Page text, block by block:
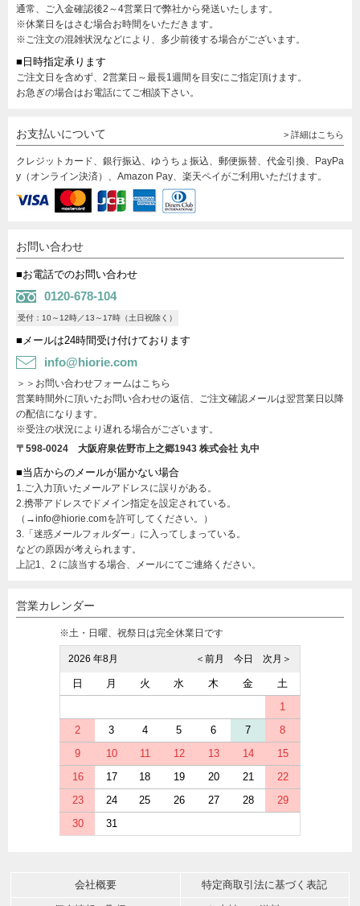
通常、ご入金確認後2～4営業日で弊社から発送いたします。
※休業日をはさむ場合お時間をいただきます。
※ご注文の混雑状況などにより、多少前後する場合がございます。
■日時指定承ります
ご注文日を含めず、2営業日～最長1週間を目安にご指定頂けます。
お急ぎの場合はお電話にてご相談下さい。
お支払いについて > 詳細はこちら
クレジットカード、銀行振込、ゆうちょ振込、郵便振替、代金引換、PayPa
y（オンライン決済）、Amazon Pay、楽天ペイがご利用いただけます。
お問い合わせ
■お電話でのお問い合わせ
0120-678-104
受付：10～12時／13～17時（土日祝除く）
■メールは24時間受け付けております
info@hiorie.com
＞＞お問い合わせフォームはこちら
営業時間外に頂いたお問い合わせの返信、ご注文確認メールは翌営業日以降
の配信になります。
※受注の状況により遅れる場合がございます。
〒598-0024 大阪府泉佐野市上之郷1943 株式会社 丸中
■当店からのメールが届かない場合
1.ご入力頂いたメールアドレスに誤りがある。
2.携帯アドレスでドメイン指定を設定されている。
（→info@hiorie.comを許可してください。）
3.「迷惑メールフォルダー」に入ってしまっている。
などの原因が考えられます。
上記1、2 に該当する場合、メールにてご連絡ください。
営業カレンダー
※土・日曜、祝祭日は完全休業日です
2026 年8月 次月＞
今日
＜前月
日 月 火 水 木 金
土
1
2
3 4 5 6 7
8
9
10 11 12 13 14
15
16
17 18 19 20 21
22
23
24 25 26 27 28
29
30
31
会社概要 特定商取引法に基づく表記